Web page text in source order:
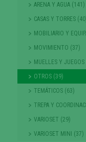
ARENA Y AGUA (141)
CASAS Y TORRES
MOBILIARIO Y
MOVIMIENTO (37)
MUELLES Y
OTROS (39)
TEMÁTICOS (63)
TREPA Y
VARIOSET (29)
VARIOSET MINI (37)